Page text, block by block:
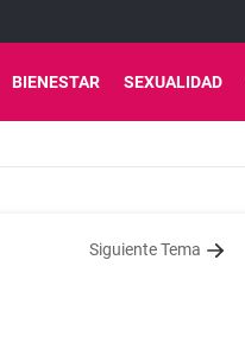
BIENESTAR SEXUALIDAD
Siguiente Tema